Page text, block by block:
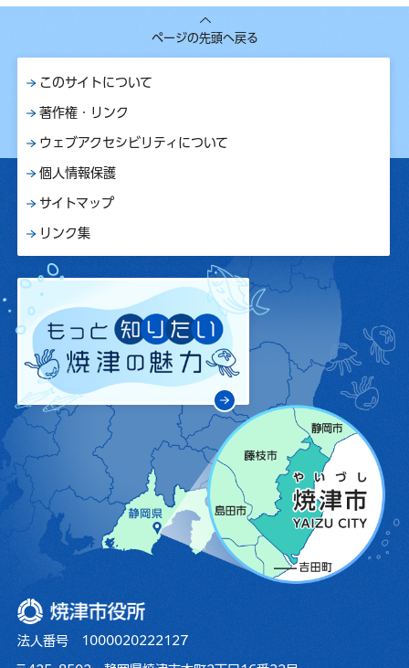
ページの先頭へ戻る
このサイトについて
著作権・リンク
ウェブアクセシビリティについて
個人情報保護
サイトマップ
リンク集
焼津市役所
法人番号 1000020222127